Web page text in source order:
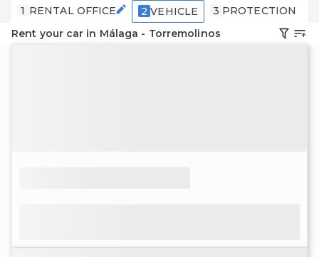
1 RENTAL OFFICE 2 VEHICLE 3 PROTECTION
Rent your car in Málaga - Torremolinos